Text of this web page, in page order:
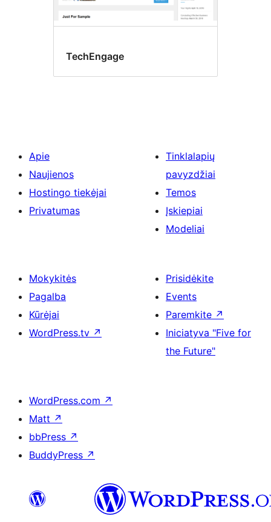
TechEngage
Apie
Naujienos
Hostingo tiekėjai
Privatumas
Tinklalapių
pavyzdžiai
Temos
Įskiepiai
Modeliai
Mokykitės
Pagalba
Kūrėjai
WordPress.tv ↗
Prisidėkite
Events
Paremkite ↗
Iniciatyva "Five for
the Future"
WordPress.com ↗
Matt ↗
bbPress ↗
BuddyPress ↗